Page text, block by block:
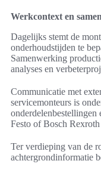
Werkcontext en
Dagelijks stemt de
onderhoudstijden te
Samenwerking
analyses en
Communicatie met
servicemonteurs is
onderdelenbestellingen
Festo of Bosch
Ter verdieping van de
achtergrondinformatie